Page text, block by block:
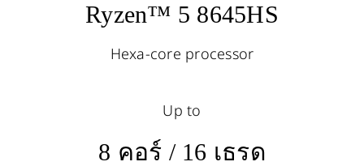
Ryzen™ 5 8645HS
Hexa-core processor
Up to
8 คอร์ / 16 เธรด